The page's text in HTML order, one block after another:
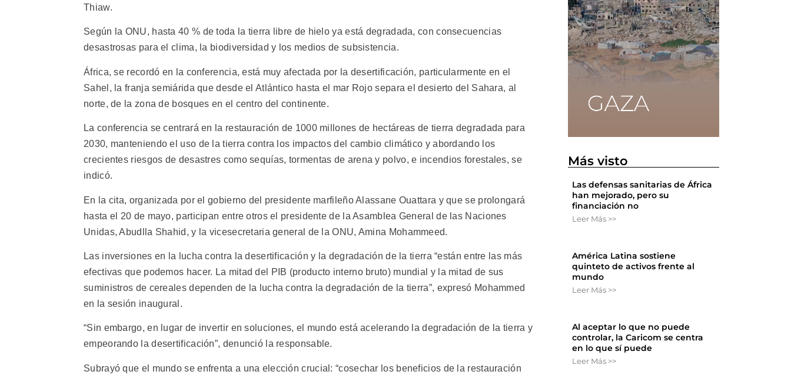
Thiaw.
Según la ONU, hasta 40 % de toda la tierra libre de hielo ya está degradada, con consecuencias
desastrosas para el clima, la biodiversidad y los medios de subsistencia.
África, se recordó en la conferencia, está muy afectada por la desertificación, particularmente en el
Sahel, la franja semiárida que desde el Atlántico hasta el mar Rojo separa el desierto del Sahara, al
norte, de la zona de bosques en el centro del continente.
La conferencia se centrará en la restauración de 1000 millones de hectáreas de tierra degradada para
2030, manteniendo el uso de la tierra contra los impactos del cambio climático y abordando los
crecientes riesgos de desastres como sequías, tormentas de arena y polvo, e incendios forestales, se
indicó.
En la cita, organizada por el gobierno del presidente marfileño Alassane Ouattara y que se prolongará
hasta el 20 de mayo, participan entre otros el presidente de la Asamblea General de las Naciones
Unidas, Abudlla Shahid, y la vicesecretaria general de la ONU, Amina Mohammeed.
Las inversiones en la lucha contra la desertificación y la degradación de la tierra “están entre las más
efectivas que podemos hacer. La mitad del PIB (producto interno bruto) mundial y la mitad de sus
suministros de cereales dependen de la lucha contra la degradación de la tierra”, expresó Mohammed
en la sesión inaugural.
“Sin embargo, en lugar de invertir en soluciones, el mundo está acelerando la degradación de la tierra y
empeorando la desertificación”, denunció la responsable.
Subrayó que el mundo se enfrenta a una elección crucial: “cosechar los beneficios de la restauración
Más visto
Las defensas sanitarias de África
han mejorado, pero su
financiación no
Leer Más >>
América Latina sostiene
quinteto de activos frente al
mundo
Leer Más >>
Al aceptar lo que no puede
controlar, la Caricom se centra
en lo que sí puede
Leer Más >>